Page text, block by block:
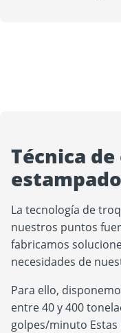
Técnica
La tecnología de
nuestros puntos
fabricamos
necesidades de
Para ello,
entre 40 y 400
golpes/minuto